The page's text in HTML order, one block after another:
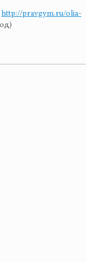
http://pravgym.ru/olia-